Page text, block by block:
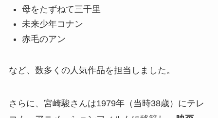
母をたずねて三千里
未来少年コナン
赤毛のアン
など、数多くの人気作品を担当しました。
さらに、宮崎駿さんは1979年（当時38歳）にテレ